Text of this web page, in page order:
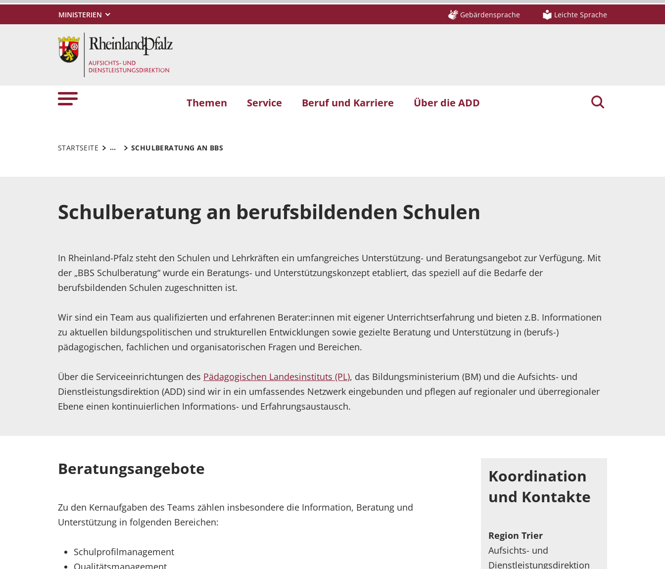
MINISTERIEN Gebärdensprache Leichte Sprache
Themen Service Beruf und Karriere Über die ADD
STARTSEITE ... SCHULBERATUNG AN BBS
Schulberatung an berufsbildenden Schulen
In Rheinland-Pfalz steht den Schulen und Lehrkräften ein umfangreiches Unterstützung- und Beratungsangebot zur Verfügung. Mit
der „BBS Schulberatung“ wurde ein Beratungs- und Unterstützungskonzept etabliert, das speziell auf die Bedarfe der
berufsbildenden Schulen zugeschnitten ist.
Wir sind ein Team aus qualifizierten und erfahrenen Berater:innen mit eigener Unterrichtserfahrung und bieten z.B. Informationen
zu aktuellen bildungspolitischen und strukturellen Entwicklungen sowie gezielte Beratung und Unterstützung in (berufs-)
pädagogischen, fachlichen und organisatorischen Fragen und Bereichen.
Über die Serviceeinrichtungen des Pädagogischen Landesinstituts (PL), das Bildungsministerium (BM) und die Aufsichts- und
Dienstleistungsdirektion (ADD) sind wir in ein umfassendes Netzwerk eingebunden und pflegen auf regionaler und überregionaler
Ebene einen kontinuierlichen Informations- und Erfahrungsaustausch.
Beratungsangebote
Zu den Kernaufgaben des Teams zählen insbesondere die Information, Beratung und
Unterstützung in folgenden Bereichen:
Schulprofilmanagement
Qualitätsmanagement
Koordination
und Kontakte
Region Trier
Aufsichts- und
Dienstleistungsdirektion